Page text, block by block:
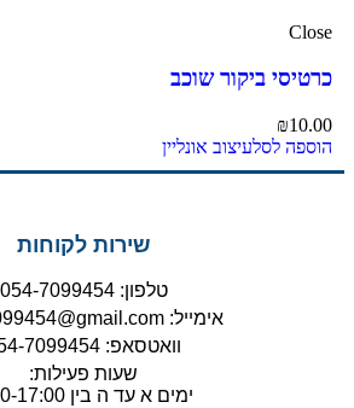
Close
כרטיסי ביקור שוכב
₪10.00
הוספה לסלעיצוב אונליין
שירות לקוחות
טלפון: 054-7099454
אימייל: t0547099454@gmail.com
וואטסאפ: 054-7099454
שעות פעילות:
ימים א עד ה בין 9:00-17:00